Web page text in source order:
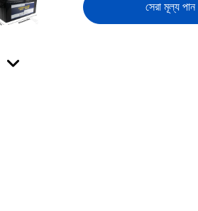
সেরা মূল্য পান